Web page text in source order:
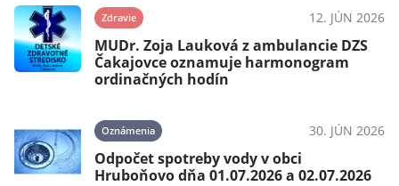
Zdravie 12. JÚN 2026
MUDr. Zoja Lauková z ambulancie DZS
Čakajovce oznamuje harmonogram
ordinačných hodín
Oznámenia 30. JÚN 2026
Odpočet spotreby vody v obci
Hruboňovo dňa 01.07.2026 a 02.07.2026